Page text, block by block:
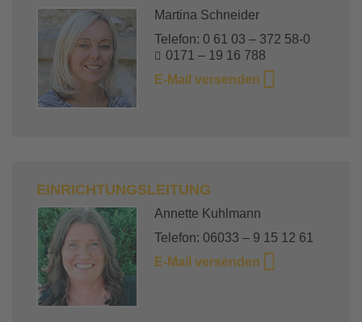
Martina Schneider
Telefon: 0 61 03 – 372 58-0
0171 – 19 16 788
E-Mail versenden
EINRICHTUNGSLEITUNG
Annette Kuhlmann
Telefon: 06033 – 9 15 12 61
E-Mail versenden